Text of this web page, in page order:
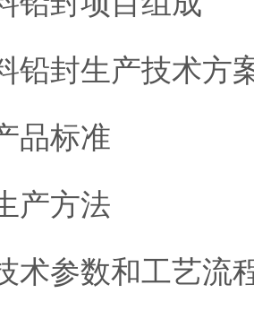
铅封生产技术方
品标准
产方法
术参数和工艺流